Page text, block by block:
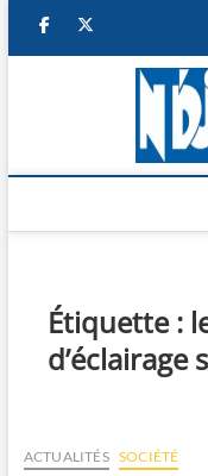
facebook
Étiquette :
ACTUALITÉS SOCIÉTÉ